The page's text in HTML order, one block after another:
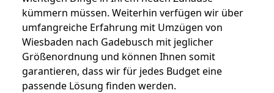
kümmern müssen. Weiterhin verfügen wir über
umfangreiche Erfahrung mit Umzügen von
Wiesbaden nach Gadebusch mit jeglicher
Größenordnung und können Ihnen somit
garantieren, dass wir für jedes Budget eine
passende Lösung finden werden.